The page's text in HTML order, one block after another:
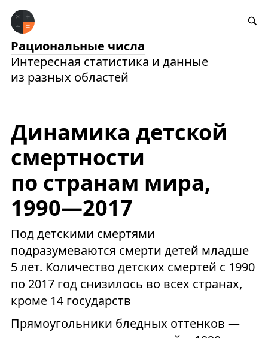
Рациональные числа
Интересная статистика и данные
из разных областей
Динамика детской
смертности
по странам мира,
1990—2017
Под детскими смертями
подразумеваются смерти детей младше
5 лет. Количество детских смертей с 1990
по 2017 год снизилось во всех странах,
кроме 14 государств
Прямоугольники бледных оттенков —